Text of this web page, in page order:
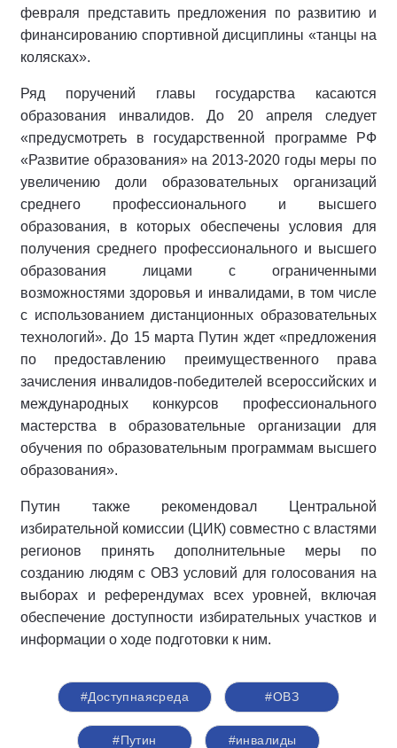
февраля представить предложения по развитию и
финансированию спортивной дисциплины «танцы на
колясках».
Ряд поручений главы государства касаются
образования инвалидов. До 20 апреля следует
«предусмотреть в государственной программе РФ
«Развитие образования» на 2013-2020 годы меры по
увеличению доли образовательных организаций
среднего профессионального и высшего
образования, в которых обеспечены условия для
получения среднего профессионального и высшего
образования лицами с ограниченными
возможностями здоровья и инвалидами, в том числе
с использованием дистанционных образовательных
технологий». До 15 марта Путин ждет «предложения
по предоставлению преимущественного права
зачисления инвалидов-победителей всероссийских и
международных конкурсов профессионального
мастерства в образовательные организации для
обучения по образовательным программам высшего
образования».
Путин также рекомендовал Центральной
избирательной комиссии (ЦИК) совместно с властями
регионов принять дополнительные меры по
созданию людям с ОВЗ условий для голосования на
выборах и референдумах всех уровней, включая
обеспечение доступности избирательных участков и
информации о ходе подготовки к ним.
#Доступнаясреда #ОВЗ
#Путин #инвалиды